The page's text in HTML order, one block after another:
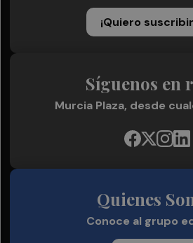
¡Quiero
Síguenos en
Murcia Plaza, desde
Quienes
Conoce al grupo